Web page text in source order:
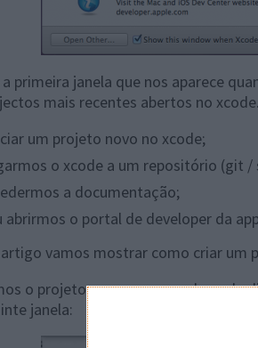
a primeira janela que nos aparece
mais recentes abertos no
um projeto novo no xcode;
o xcode a um repositório (git /
a documentação;
abrirmos o portal de developer da
vamos mostrar como criar um
o projeto novo, carregando onde
janela: